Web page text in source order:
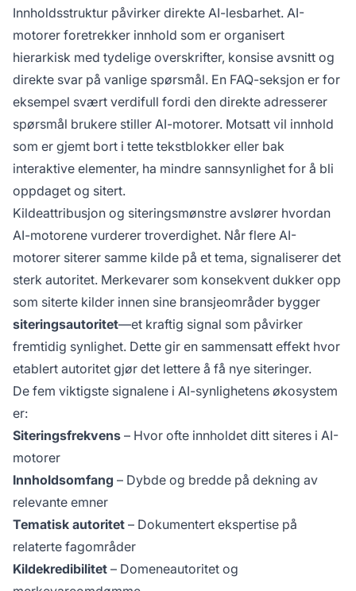
Innholdsstruktur påvirker direkte AI-lesbarhet. AI-
motorer foretrekker innhold som er organisert
hierarkisk med tydelige overskrifter, konsise avsnitt og
direkte svar på vanlige spørsmål. En FAQ-seksjon er for
eksempel svært verdifull fordi den direkte adresserer
spørsmål brukere stiller AI-motorer. Motsatt vil innhold
som er gjemt bort i tette tekstblokker eller bak
interaktive elementer, ha mindre sannsynlighet for å bli
oppdaget og sitert.
Kildeattribusjon og siteringsmønstre avslører hvordan
AI-motorene vurderer troverdighet. Når flere AI-
motorer siterer samme kilde på et tema, signaliserer det
sterk autoritet. Merkevarer som konsekvent dukker opp
som siterte kilder innen sine bransjeområder bygger
siteringsautoritet—et kraftig signal som påvirker
fremtidig synlighet. Dette gir en sammensatt effekt hvor
etablert autoritet gjør det lettere å få nye siteringer.
De fem viktigste signalene i AI-synlighetens økosystem
er:
Siteringsfrekvens – Hvor ofte innholdet ditt siteres i AI-
motorer
Innholdsomfang – Dybde og bredde på dekning av
relevante emner
Tematisk autoritet – Dokumentert ekspertise på
relaterte fagområder
Kildekredibilitet – Domeneautoritet og